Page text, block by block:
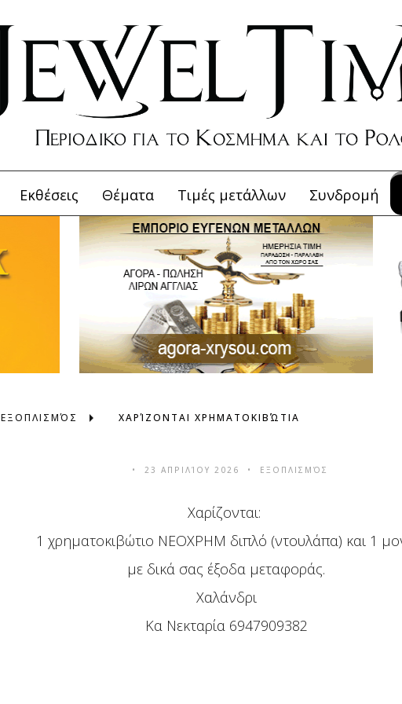
Εκθέσεις Θέματα Τιμές μετάλλων Συνδρομή
ΕΞΟΠΛΙΣΜΌΣ ΧΑΡΊΖΟΝΤΑΙ ΧΡΗΜΑΤΟΚΙΒΏΤΙΑ
23 ΑΠΡΙΛΊΟΥ 2026 ΕΞΟΠΛΙΣΜΌΣ
Χαρίζονται:
1 χρηματοκιβώτιο ΝΕΟΧΡΗΜ διπλό (ντουλάπα) και 1
με δικά σας έξοδα μεταφοράς.
Χαλάνδρι
Κα Νεκταρία 6947909382